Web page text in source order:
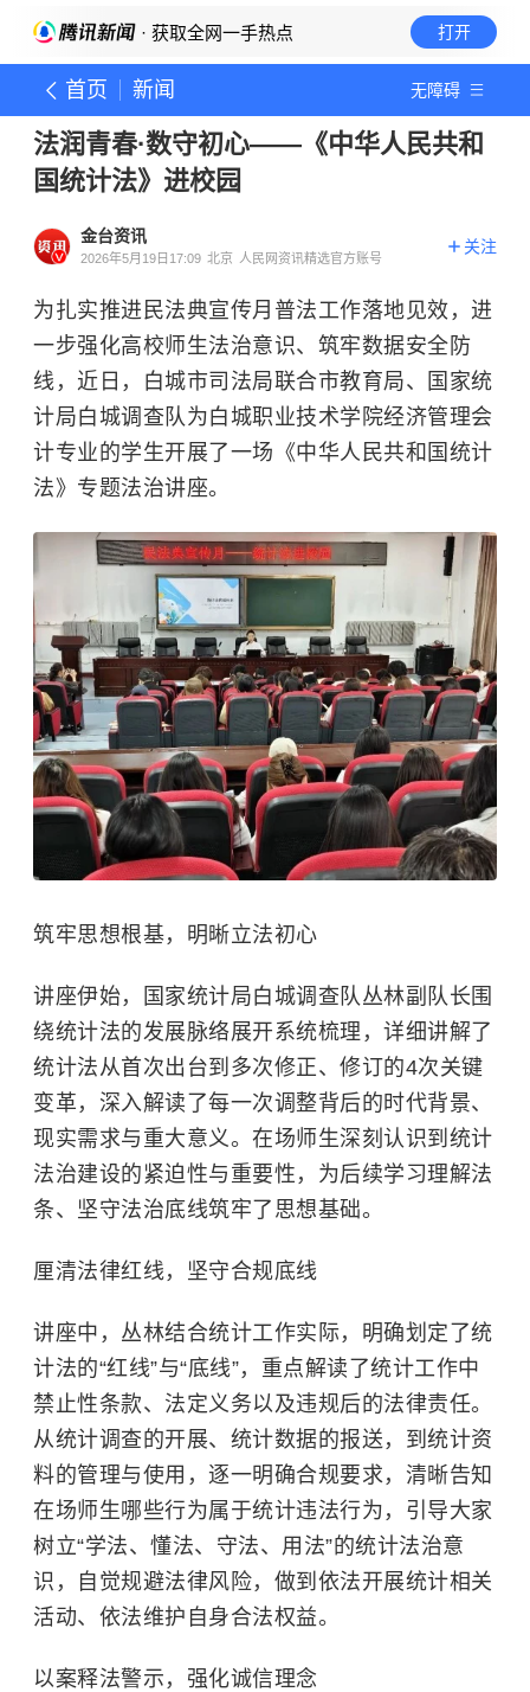
· 获取全网一手热点 打开
首页 新闻 无障碍
法润青春·数守初心——《中华人民共和
国统计法》进校园
金台资讯
2026年5月19日17:09 北京 人民网资讯精选官方账号
关注
为扎实推进民法典宣传月普法工作落地见效，进
一步强化高校师生法治意识、筑牢数据安全防
线，近日，白城市司法局联合市教育局、国家统
计局白城调查队为白城职业技术学院经济管理会
计专业的学生开展了一场《中华人民共和国统计
法》专题法治讲座。
筑牢思想根基，明晰立法初心
讲座伊始，国家统计局白城调查队丛林副队长围
绕统计法的发展脉络展开系统梳理，详细讲解了
统计法从首次出台到多次修正、修订的4次关键
变革，深入解读了每一次调整背后的时代背景、
现实需求与重大意义。在场师生深刻认识到 统计
法治建设的紧迫性与重要性，为后续学习理解法
条、坚守法治底线筑牢了思想基础。
厘清法律红线，坚守合规底线
讲座中，丛林结合统计工作实际，明确划定了统
计法的“红线”与“底线”，重点解读了统计工作中
禁止性条款、法定义务以及违规后的法律责任。
从统计调查的开展、统计数据的报送，到统计资
料的管理与使用，逐一明确合规要求，清晰告知
在场师生哪些行为属于统计违法行为，引导大家
树立“学法、懂法、守法、用法”的统计法治意
识，自觉规避法律风险，做到依法开展统计相关
活动、依法维护自身合法权益。
以案释法警示，强化诚信理念